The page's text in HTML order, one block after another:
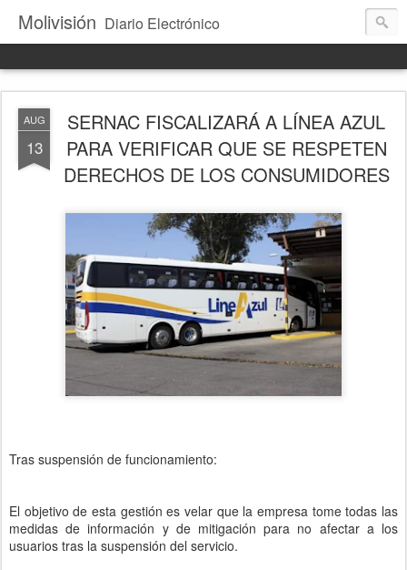
Molivisión Diario Electrónico
AUG
13
SERNAC FISCALIZARÁ A LÍNEA AZUL
PARA VERIFICAR QUE SE RESPETEN
DERECHOS DE LOS CONSUMIDORES
Tras suspensión de funcionamiento:
El objetivo de esta gestión es velar que la empresa tome todas las
medidas de información y de mitigación para no afectar a los
usuarios tras la suspensión del servicio.